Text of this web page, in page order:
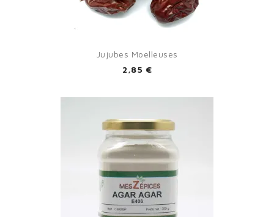
Jujubes Moelleuses
2,85 €